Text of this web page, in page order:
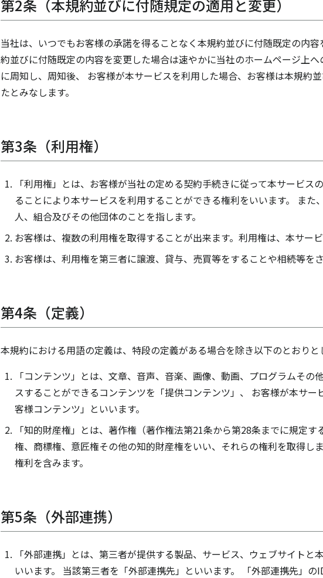
第2条（本規約並びに付随規定の適用と変更）
当社は、いつでもお客様の承諾を得ることなく本規約並びに付随既定の内
約並びに付随既定の内容を変更した場合は速やかに当社のホームページ上
に周知し、周知後、 お客様が本サービスを利用した場合、お客様は本規約
たとみなします。
第3条（利用権）
「利用権」とは、お客様が当社の定める契約手続きに従って本サービ
ることにより本サービスを利用することができる権利をいいます。 ま
人、組合及びその他団体のことを指します。
お客様は、複数の利用権を取得することが出来ます。利用権は、本サー
お客様は、利用権を第三者に譲渡、貸与、売買等をすることや相続等を
第4条（定義）
本規約における用語の定義は、特段の定義がある場合を除き以下のとおりと
「コンテンツ」とは、文章、音声、音楽、画像、動画、プログラムその
スすることができるコンテンツを「提供コンテンツ」、 お客様が本サ
客様コンテンツ」といいます。
「知的財産権」とは、著作権（著作権法第21条から第28条までに規定
権、商標権、意匠権その他の知的財産権をいい、それらの権利を取得し
権利を含みます。
第5条（外部連携）
「外部連携」とは、第三者が提供する製品、サービス、ウェブサイト
いいます。 当該第三者を「外部連携先」といいます。 「外部連携先」